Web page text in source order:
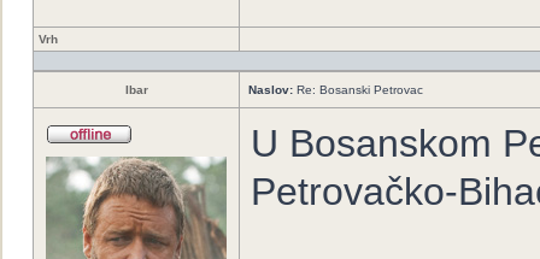
Vrh
Ibar Naslov: Re: Bosanski Petrovac
U Bosanskom
Petrovačko-